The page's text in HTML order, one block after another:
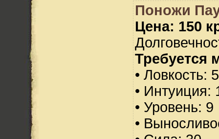
Поножи
Цена: 150
Требуется
• Ловкость:
• Интуиция:
• Уровень: 9
•